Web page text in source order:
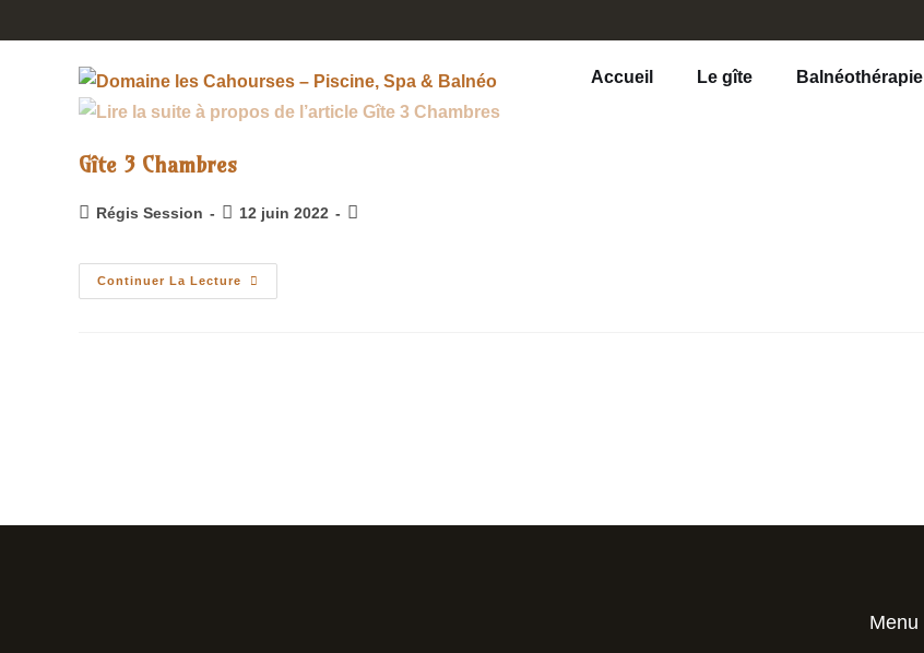
Accueil Le gîte Balnéothérapie
Gîte 3 Chambres
Régis Session 12 juin 2022
Continuer La Lecture
Menu